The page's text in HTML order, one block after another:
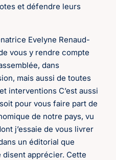
et défendre leurs
Evelyne Renaud-
vous y rendre compte
dans
mais aussi de toutes
interventions C’est aussi
pour vous faire part de
de notre pays, vu
j’essaie de vous livrer
un éditorial que
disent apprécier. Cette